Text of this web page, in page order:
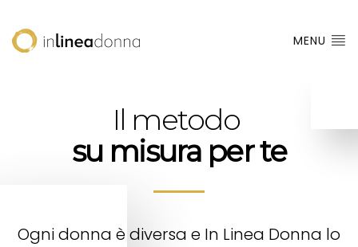
MENU
Il metodo
su misura per te
Ogni donna è diversa e In Linea Donna lo